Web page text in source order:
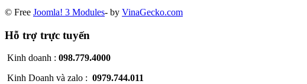
© Free Joomla! 3 Modules- by VinaGecko.com
Hỗ trợ trực tuyến
Kinh doanh : 098.779.4000
Kinh Doanh và zalo : 0979.744.011